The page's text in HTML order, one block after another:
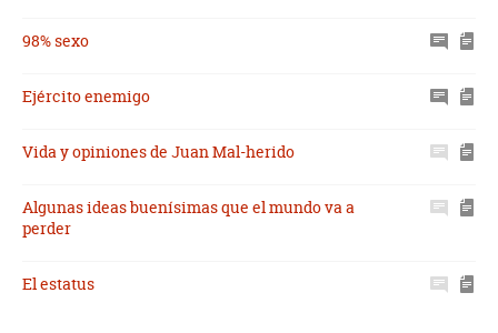
98% sexo
Ejército enemigo
Vida y opiniones de Juan Mal-herido
Algunas ideas buenísimas que el mundo va a
perder
El estatus